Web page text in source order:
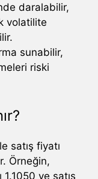
daralabilir,
volatilite
sunabilir,
riski
satış fiyatı
Örneğin,
ve satış